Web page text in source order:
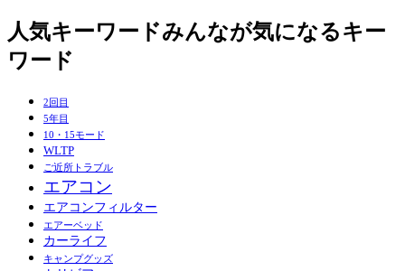
人気キーワードみんなが気になるキー
ワード
2回目
5年目
10・15モード
WLTP
ご近所トラブル
エアコン
エアコンフィルター
エアーベッド
カーライフ
キャンプグッズ